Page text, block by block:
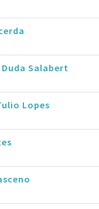
Salabert
Lopes